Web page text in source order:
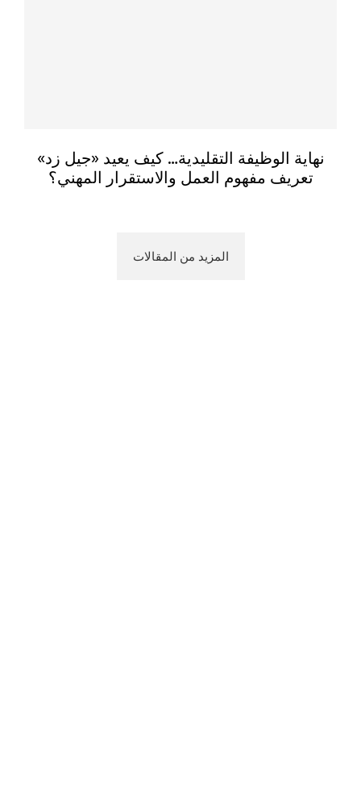
نهاية الوظيفة التقليدية… كيف يعيد «جيل زد»
تعريف مفهوم العمل والاستقرار المهني؟
المزيد من المقالات